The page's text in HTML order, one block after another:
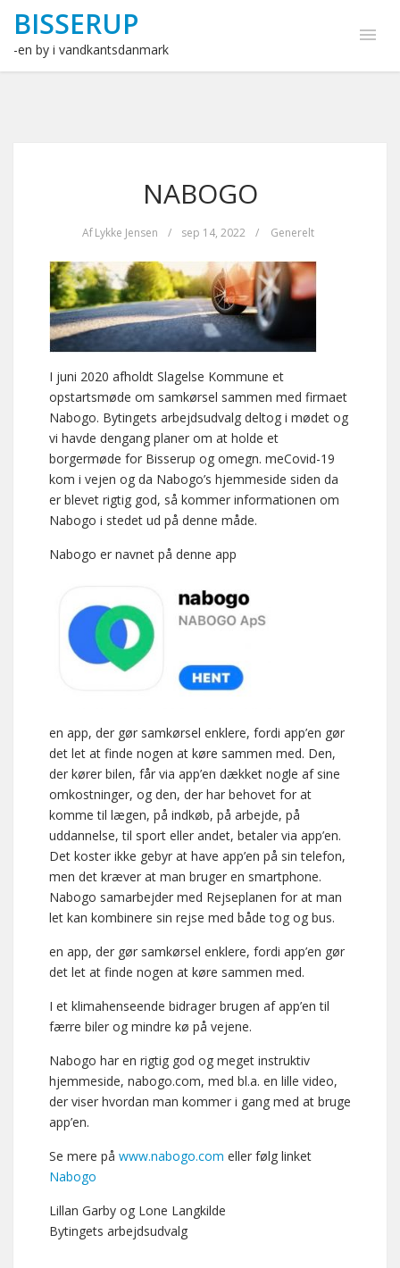
BISSERUP
-en by i vandkantsdanmark
NABOGO
Af Lykke Jensen / sep 14, 2022 / Generelt
I juni 2020 afholdt Slagelse Kommune et
opstartsmøde om samkørsel sammen med firmaet
Nabogo. Bytingets arbejdsudvalg deltog i mødet og
vi havde dengang planer om at holde et
borgermøde for Bisserup og omegn. meCovid-19
kom i vejen og da Nabogo’s hjemmeside siden da
er blevet rigtig god, så kommer informationen om
Nabogo i stedet ud på denne måde.
Nabogo er navnet på denne app
en app, der gør samkørsel enklere, fordi app’en gør
det let at finde nogen at køre sammen med. Den,
der kører bilen, får via app’en dækket nogle af sine
omkostninger, og den, der har behovet for at
komme til lægen, på indkøb, på arbejde, på
uddannelse, til sport eller andet, betaler via app’en.
Det koster ikke gebyr at have app’en på sin telefon,
men det kræver at man bruger en smartphone.
Nabogo samarbejder med Rejseplanen for at man
let kan kombinere sin rejse med både tog og bus.
en app, der gør samkørsel enklere, fordi app’en gør
det let at finde nogen at køre sammen med.
I et klimahenseende bidrager brugen af app’en til
færre biler og mindre kø på vejene.
Nabogo har en rigtig god og meget instruktiv
hjemmeside, nabogo.com, med bl.a. en lille video,
der viser hvordan man kommer i gang med at bruge
app’en.
Se mere på www.nabogo.com eller følg linket
Nabogo
Lillan Garby og Lone Langkilde
Bytingets arbejdsudvalg